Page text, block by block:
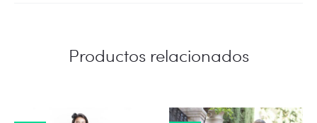
Productos relacionados